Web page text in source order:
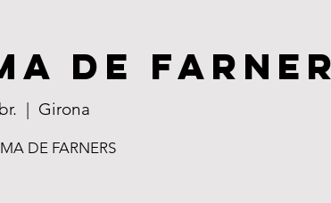
DE
  |
Girona
DE FARNERS